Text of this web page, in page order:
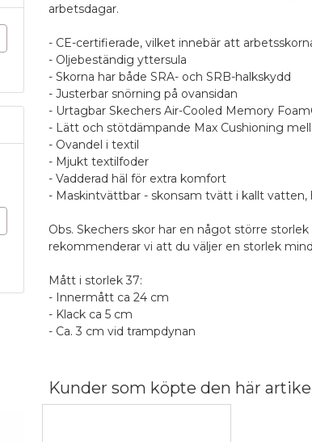
arbetsdagar.
- CE-certifierade, vilket innebär att
- Oljebeständig yttersula
- Skorna har både SRA- och SRB-halkskydd
- Justerbar snörning på ovansidan
- Urtagbar Skechers Air-Cooled Memory
- Lätt och stötdämpande Max Cushioning
- Ovandel i textil
- Mjukt textilfoder
- Vadderad häl för extra komfort
- Maskintvättbar - skonsam tvätt i kallt vatten,
Obs. Skechers skor har en något större
rekommenderar vi att du väljer en storlek
Mått i storlek 37:
- Innermått ca 24 cm
- Klack ca 5 cm
- Ca. 3 cm vid trampdynan
Recensera produkten
PostNord Serviceställe
Kunder som köpte den här